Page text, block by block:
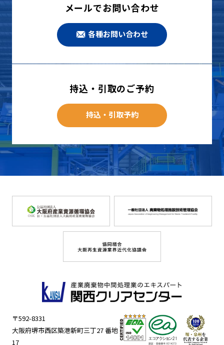
メールでお問い合わせ
各種お問い合わせ
持込・引取のご予約
持込・引取予約
〒592-8331
大阪府堺市西区築港新町三丁27 番地
17